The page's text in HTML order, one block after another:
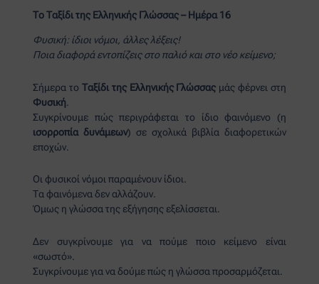
Το Ταξίδι της Ελληνικής Γλώσσας – Ημέρα 16
Φυσική: ίδιοι νόμοι, άλλες λέξεις!
Ποια διαφορά εντοπίζεις στο παλιό και στο νέο κείμενο;
Σήμερα το Ταξίδι της Ελληνικής Γλώσσας μάς φέρνει στη
Φυσική
Συγκρίνουμε πώς περιγράφεται το ίδιο φαινόμενο (η
ισορροπία δυνάμεων) σε σχολικά βιβλία διαφορετικών
εποχών.
Οι φυσικοί νόμοι παραμένουν ίδιοι.
Τα φαινόμενα δεν αλλάζουν.
Όμως η γλώσσα της εξήγησης εξελίσσεται.
Δεν συγκρίνουμε για να πούμε ποιο κείμενο είναι
«σωστό».
Συγκρίνουμε για να δούμε πώς η γλώσσα προσαρμόζεται.